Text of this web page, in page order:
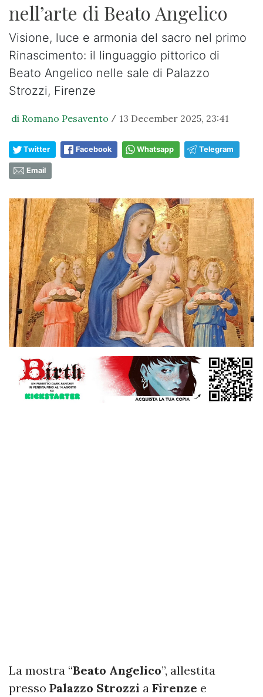
nell’arte di Beato Angelico
Visione, luce e armonia del sacro nel primo
Rinascimento: il linguaggio pittorico di
Beato Angelico nelle sale di Palazzo
Strozzi, Firenze
di Romano Pesavento / 13 December 2025, 23:41
Twitter Facebook Whatsapp Telegram
Email
La mostra “Beato Angelico”, allestita
presso Palazzo Strozzi a Firenze e